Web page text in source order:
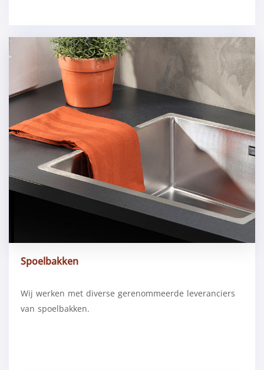
Spoelbakken
Wij werken met diverse gerenommeerde leveranciers
van spoelbakken.